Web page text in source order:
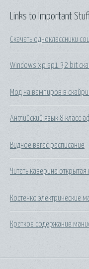
Links to Important
Скачать одноклассники
Windows xp sp1 32 bit
Мод на вампиров в
Английский язык 8 класс
Видное вегас расписание
Читать каверина открытая
Костенко электрические
Краткое содержание